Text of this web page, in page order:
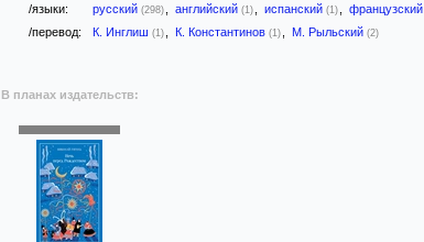
/языки: русский (298) английский (1) испанский (1) французский
/перевод: К. Инглиш (1) К. Константинов (1) М. Рыльский (2)
В планах издательств: